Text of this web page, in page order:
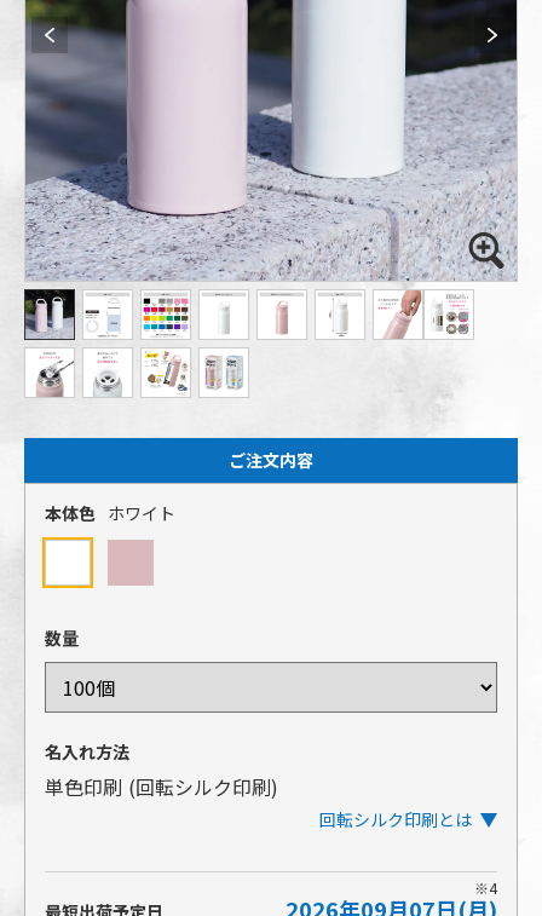
ご注文内容
本体色 ホワイト
数量
名入れ方法
単色印刷 (回転シルク印刷)
回転シルク印刷とは
アイテムを回転させながら印刷するタイプのシルク印
※4
最短出荷予定日 2026年09月07日(月)